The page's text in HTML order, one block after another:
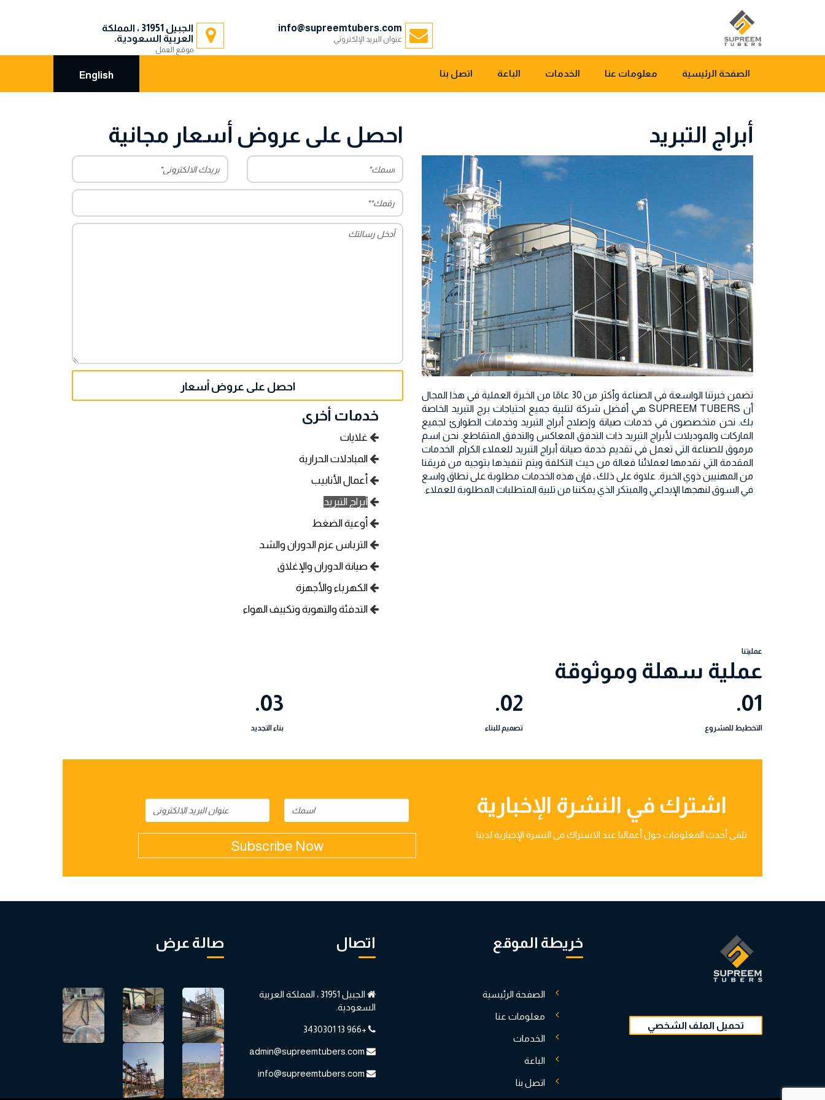
info@supreemtubers.com
عنوان البريد الإلكتروني
الجبيل 31951 ، المملكة
العربية السعودية.
موقع العمل
الصفحة الرئيسية معلومات عنا الخدمات الباعة اتصل بنا English
أبراج التبريد
تضمن خبرتنا الواسعة في الصناعة وأكثر من 30 عامًا من الخبرة العملية في هذا المجال
أن SUPREEM TUBERS هي أفضل شركة لتلبية جميع احتياجات برج التبريد الخاصة
بك. نحن متخصصون في خدمات صيانة وإصلاح أبراج التبريد وخدمات الطوارئ لجميع
الماركات والموديلات لأبراج التبريد ذات التدفق المعاكس والتدفق المتقاطع. نحن اسم
مرموق للصناعة التي تعمل في تقديم خدمة صيانة أبراج التبريد للعملاء الكرام. الخدمات
المقدمة التي نقدمها لعملائنا فعالة من حيث التكلفة ويتم تنفيذها بتوجيه من فريقنا
من المهنيين ذوي الخبرة. علاوة على ذلك ، فإن هذه الخدمات مطلوبة على نطاق واسع
في السوق لنهجها الإبداعي والمبتكر الذي يمكننا من تلبية المتطلبات المطلوبة للعملاء.
احصل على عروض أسعار مجانية
احصل على عروض أسعار
خدمات أخرى
غلايات
المبادلات الحرارية
أعمال الأنابيب
أبراج التبريد
أوعية الضغط
الترباس عزم الدوران والشد
صيانة الدوران والإغلاق
الكهرباء والأجهزة
التدفئة والتهوية وتكييف الهواء
عمليتنا
عملية سهلة وموثوقة
01.
التخطيط للمشروع
02.
تصميم للبناء
03.
بناء التجديد
اشترك في النشرة الإخبارية
تلقي أحدث المعلومات حول أعمالنا عند الاشتراك في النشرة الإخبارية لدينا
Subscribe Now
تحميل الملف الشخصي
خريطة الموقع
الصفحة الرئيسية
معلومات عنا
الخدمات
الباعة
اتصل بنا
اتصال
الجبيل 31951 ، المملكة العربية
السعودية.
+966 13 3430301
صالة عرض